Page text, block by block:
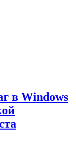
в Windows